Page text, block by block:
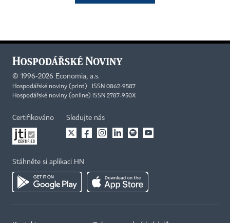
© 1996-2026 Economia, a.s.
Hospodářské noviny (print) ISSN 0862-9587
Hospodářské noviny (online) ISSN 2787-950X
Certifikováno Sledujte nás
Stáhněte si aplikaci HN